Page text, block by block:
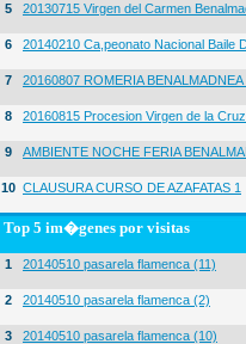
5 20130715 Virgen del Carmen
6 20140210 Ca,peonato Nacional Baile
7 20160807 ROMERIA
8 20160815 Procesion Virgen de la
9 AMBIENTE NOCHE FERIA
10 CLAUSURA CURSO DE AZAFATAS 1
Top 5 im�genes por visitas
1 20140510 pasarela flamenca (11)
2 20140510 pasarela flamenca (2)
3 20140510 pasarela flamenca (10)